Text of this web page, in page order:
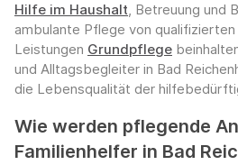
Hilfe im Haushalt, Betreuung und
ambulante Pflege von
Leistungen Grundpflege
und Alltagsbegleiter in Bad
die Lebensqualität der
Wie werden pflegende
Familienhelfer in Bad